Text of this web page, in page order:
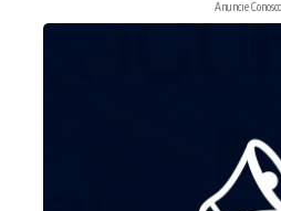
Anuncie Conosco